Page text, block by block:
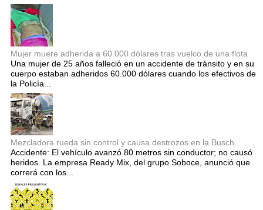
Mujer muere adherida a 60.000 dólares tras vuelco de una flota
Una mujer de 25 años falleció en un accidente de tránsito y en su
cuerpo estaban adheridos 60.000 dólares cuando los efectivos de
la Policía...
Mezcladora rueda sin control y causa destrozos en la Busch
Accidente: El vehículo avanzó 80 metros sin conductor; no causó
heridos. La empresa Ready Mix, del grupo Soboce, anunció que
correrá con los...